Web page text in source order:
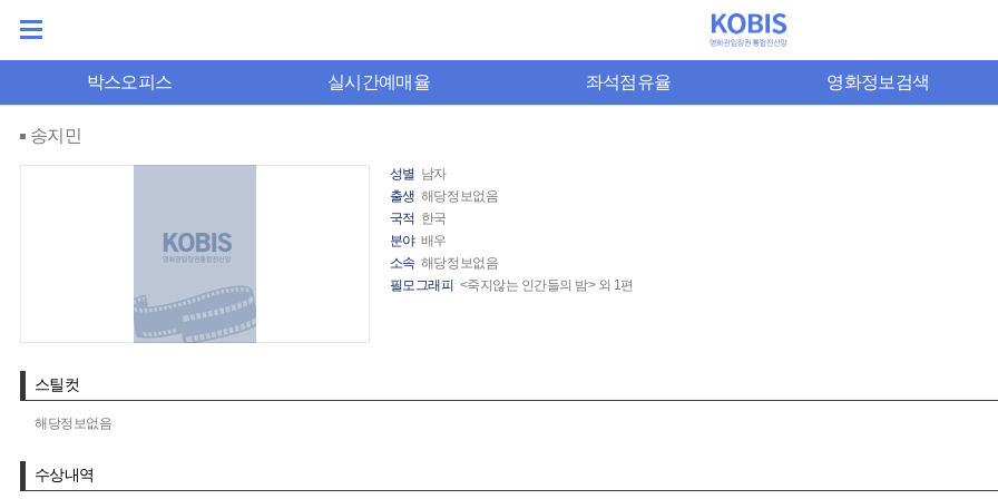
박스오피스 실시간예매율 좌석점유율 영화정보검색
송지민
성별 남자
출생 해당정보없음
국적 한국
분야 배우
소속 해당정보없음
필모그래피 <죽지않는 인간들의 밤> 외 1편
스틸컷
해당정보없음
수상내역